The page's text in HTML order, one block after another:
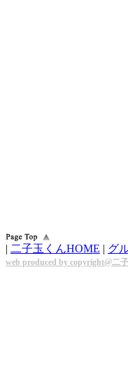
| 二子玉くんHOME | グ
web produced by copyright@二